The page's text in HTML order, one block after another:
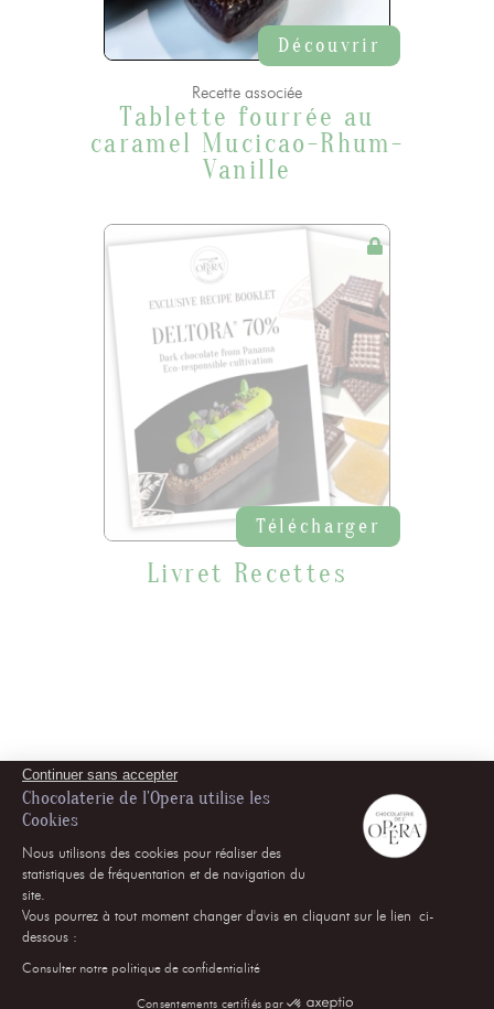
Continuer sans accepter
Chocolaterie de l'Opera utilise les
Cookies
Nous utilisons des cookies pour réaliser des
statistiques de fréquentation et de navigation du
site.
Vous pourrez à tout moment changer d'avis en cliquant sur le lien ci-
dessous :
Consulter notre politique de confidentialité
Consentements certifiés par
Découvrir
Recette associée
Tablette fourrée au
caramel Mucicao-Rhum-
Vanille
Télécharger
Livret Recettes